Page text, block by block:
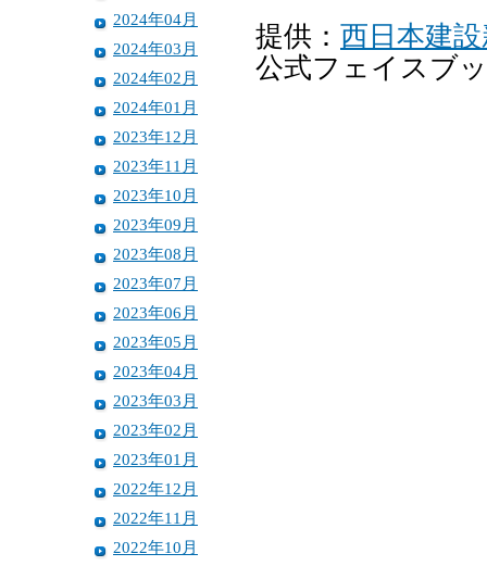
2024年04月
2024年03月
2024年02月
2024年01月
2023年12月
2023年11月
2023年10月
2023年09月
2023年08月
2023年07月
2023年06月
2023年05月
2023年04月
2023年03月
2023年02月
2023年01月
2022年12月
2022年11月
2022年10月
提供： 西日本建
公式フェイスブ